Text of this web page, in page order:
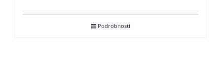
Podrobnosti